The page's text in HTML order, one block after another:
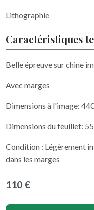
Lithographie
Caractéristiques
Belle épreuve sur chine
Avec marges
Dimensions à l'image:
Dimensions du feuillet:
Condition : Légèrement
dans les marges
110 €